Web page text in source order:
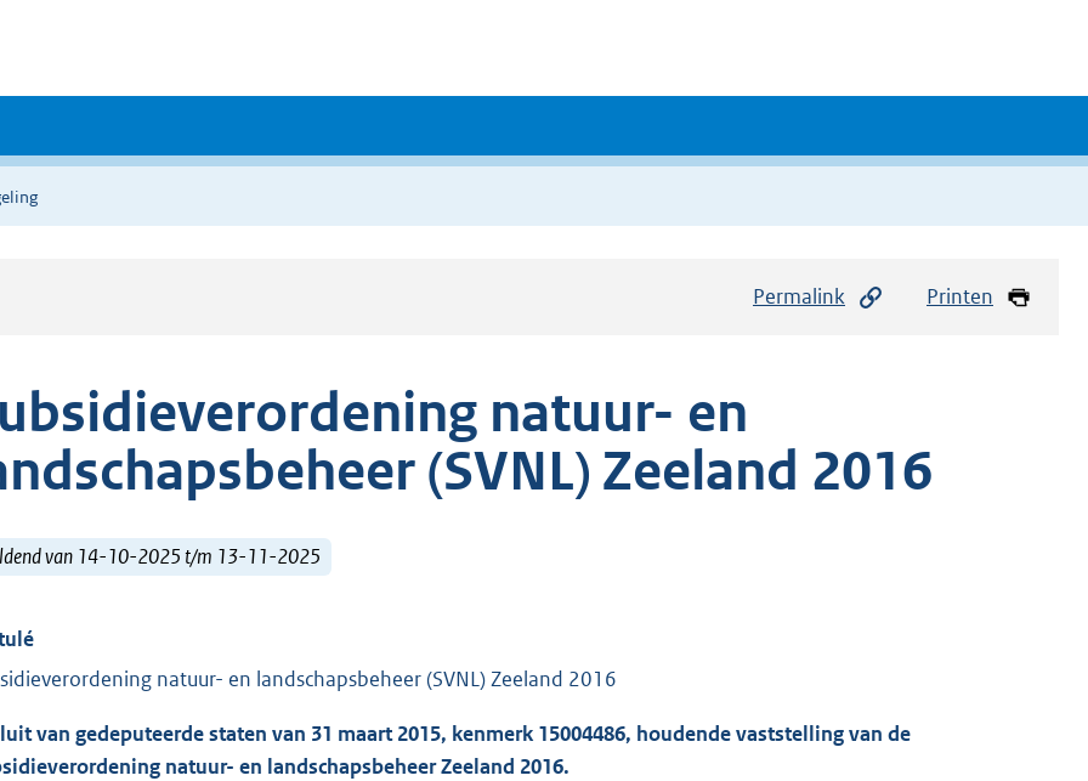
Permalink Printen
natuur- en
(SVNL) Zeeland 2016
van 14-10-2025 t/m 13-11-2025
natuur- en landschapsbeheer (SVNL) Zeeland 2016
van gedeputeerde staten van 31 maart 2015, kenmerk 15004486, houdende vaststelling van de
natuur- en landschapsbeheer Zeeland 2016.